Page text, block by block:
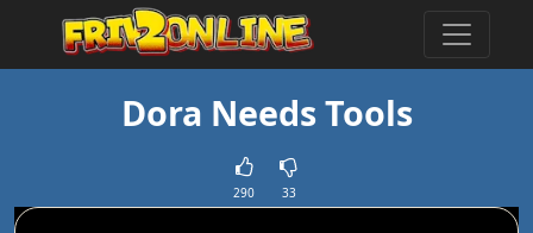
Dora Needs Tools
290 33